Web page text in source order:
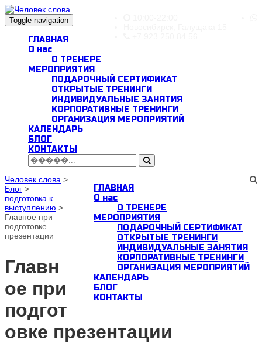
Toggle navigation
ГЛАВНАЯ
О нас
О ТРЕНЕРЕ
МЕРОПРИЯТИЯ
ПОДАРОЧНЫЙ СЕРТИФИКАТ
ОТКРЫТЫЕ ТРЕНИНГИ
ИНДИВИДУАЛЬНЫЕ ЗАНЯТИЯ
КОРПОРАТИВНЫЕ ТРЕНИНГИ
ОРГАНИЗАЦИЯ МЕРОПРИЯТИЙ
КАЛЕНДАРЬ
БЛОГ
КОНТАКТЫ
ГЛАВНАЯ
О нас
О ТРЕНЕРЕ
МЕРОПРИЯТИЯ
ПОДАРОЧНЫЙ СЕРТИФИКАТ
ОТКРЫТЫЕ ТРЕНИНГИ
ИНДИВИДУАЛЬНЫЕ ЗАНЯТИЯ
КОРПОРАТИВНЫЕ ТРЕНИНГИ
ОРГАНИЗАЦИЯ МЕРОПРИЯТИЙ
КАЛЕНДАРЬ
БЛОГ
КОНТАКТЫ
Человек слова >
Блог >
подготовка к
выступлению >
Главное при
подготовке
презентации
Главн
ое при
подгот
овке презентации